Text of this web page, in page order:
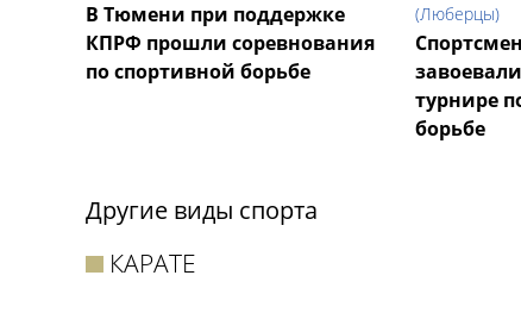
В Тюмени при поддержке
КПРФ прошли соревнования
по спортивной борьбе
(Люберцы)
турнире
борьбе
Другие виды спорта
КАРАТЕ